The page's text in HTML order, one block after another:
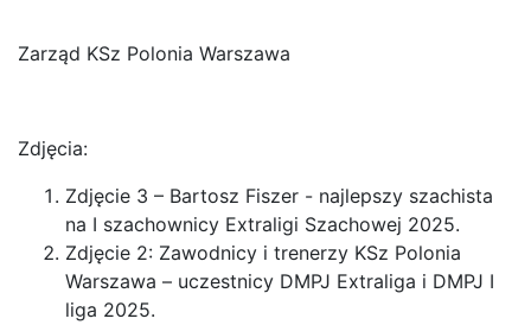
Zarząd KSz Polonia Warszawa
Zdjęcia:
Zdjęcie 3 – Bartosz Fiszer - najlepszy szachista
na I szachownicy Extraligi Szachowej 2025.
Zdjęcie 2: Zawodnicy i trenerzy KSz Polonia
Warszawa – uczestnicy DMPJ Extraliga i DMPJ I
liga 2025.